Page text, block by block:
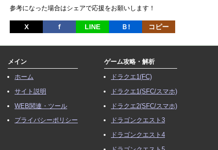
参考になった場合はシェアで応援をお願いします！
X ｆ LINE Ｂ! コピー
メイン
ホーム
サイト説明
WEB関連・ツール
プライバシーポリシー
ゲーム攻略・解析
ドラクエ1(FC)
ドラクエ1(SFC/スマホ)
ドラクエ2(SFC/スマホ)
ドラゴンクエスト3
ドラゴンクエスト4